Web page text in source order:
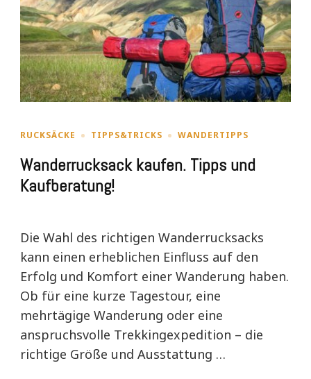
RUCKSÄCKE TIPPS&TRICKS WANDERTIPPS
Wanderrucksack kaufen. Tipps und
Kaufberatung!
Die Wahl des richtigen Wanderrucksacks
kann einen erheblichen Einfluss auf den
Erfolg und Komfort einer Wanderung haben.
Ob für eine kurze Tagestour, eine
mehrtägige Wanderung oder eine
anspruchsvolle Trekkingexpedition – die
richtige Größe und Ausstattung …